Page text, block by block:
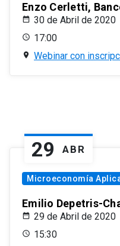
Enzo Cerletti,
30 de Abril de 2020
17:00
Webinar con
29 ABR
Microeconomía
Emilio Depetris-
29 de Abril de 2020
15:30